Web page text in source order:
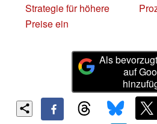
Strategie für höhere
Preise ein
Als
auf